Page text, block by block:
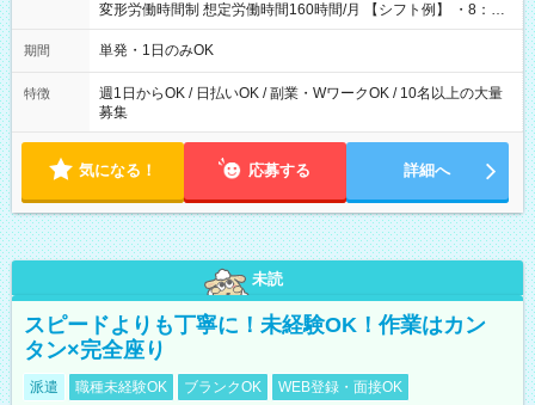
変形労働時間制 想定労働時間160時間/月 【シフト例】 ・8：00
～21：00
期間 単発・1日のみOK
特徴
週1日からOK / 日払いOK / 副業・WワークOK / 10名以上の大量
募集
気になる！ 応募する 詳細へ
未読
スピードよりも丁寧に！未経験OK！作業はカン
タン×完全座り
派遣 職種未経験OK ブランクOK WEB登録・面接OK